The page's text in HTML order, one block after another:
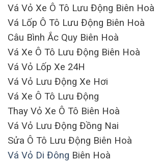
Vá Vỏ Xe Ô Tô Lưu Động Biên Hoà
Vá Lốp Ô Tô Lưu Động Biên Hoà
Câu Bình Ắc Quy Biên Hoà
Vá Xe Ô Tô Lưu Động Biên Hoà
Vá Vỏ Lốp Xe 24H
Vá Vỏ Lưu Động Xe Hơi
Vá Xe Ô Tô Lưu Động
Thay Vỏ Xe Ô Tô Biên Hoà
Vá Vỏ Lưu Động Đồng Nai
Sửa Ô Tô Lưu Động Biên Hoà
Vá Vỏ Di Đông Biên Hoà